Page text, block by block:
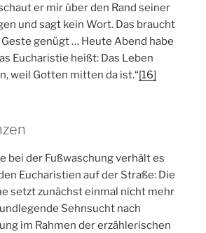
er mir über den Rand seiner
und sagt kein Wort. Das braucht
genügt … Heute Abend habe
Eucharistie heißt: Das Leben
weil Gotten mitten da ist.“[16]
bei der Fußwaschung verhält es
Eucharistien auf der Straße: Die
setzt zunächst einmal nicht mehr
Sehnsucht nach
im Rahmen der erzählerischen